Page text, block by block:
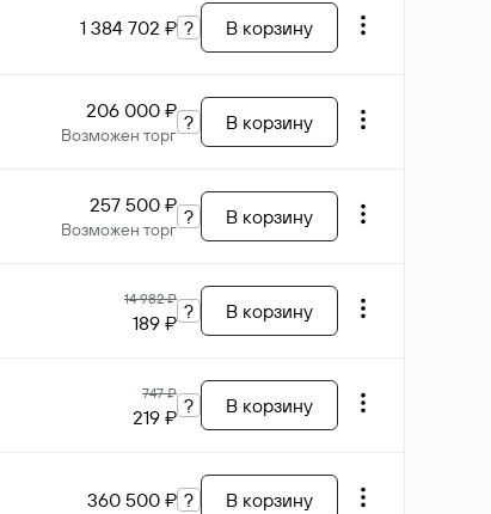
1 384 702 ₽ ? В корзину
206 000 ₽
Возможен торг
? В корзину
257 500 ₽
Возможен торг
? В корзину
14 982 ₽
189 ₽ ? В корзину
747 ₽
219 ₽ ? В корзину
360 500 ₽ ? В корзину